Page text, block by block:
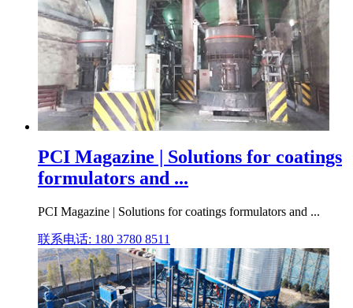
PCI Magazine | Solutions for coatings
formulators and ...
PCI Magazine | Solutions for coatings formulators and ...
联系电话: 180 3780 8511